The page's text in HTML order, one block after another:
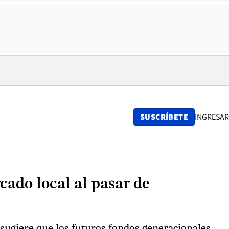
SUSCRÍBETE INGRESAR
local al pasar de